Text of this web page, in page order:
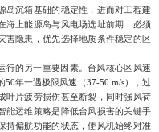
岛沉箱基础的稳定性，进而对工程建
海上能源岛与风电场选址前期，必须
害隐患，优先选择地质条件稳定的区
行的另一重要因素。台风核心区风速
50年一遇极限风速（37-50 m/s）
，过
叶片疲劳损伤甚至断裂，同时强风荷
能运维策略是降低台风损害的关键手
持偏航功能的状态，使风机始终对准